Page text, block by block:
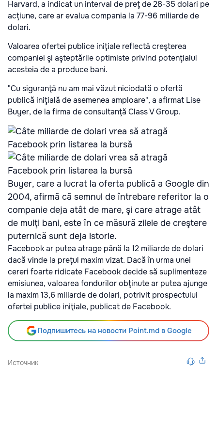
Harvard, a indicat un interval de preţ de 28-35 dolari pe
acţiune, care ar evalua compania la 77-96 miliarde de
dolari.
Valoarea ofertei publice iniţiale reflectă creşterea
companiei şi aşteptările optimiste privind potenţialul
acesteia de a produce bani.
"Cu siguranţă nu am mai văzut niciodată o ofertă
publică iniţială de asemenea amploare", a afirmat Lise
Buyer, de la firma de consultanţă Class V Group.
Buyer, care a lucrat la oferta publică a Google din
2004, afirmă că semnul de întrebare referitor la o
companie deja atât de mare, şi care atrage atât
de mulţi bani, este în ce măsură zilele de creştere
puternică sunt deja istorie.
Facebook ar putea atrage până la 12 miliarde de dolari
dacă vinde la preţul maxim vizat. Dacă în urma unei
cereri foarte ridicate Facebook decide să suplimenteze
emisiunea, valoarea fondurilor obţinute ar putea ajunge
la maxim 13,6 miliarde de dolari, potrivit prospectului
ofertei publice iniţiale, publicat de Facebook.
Подпишитесь на новости Point.md в Google
Источник